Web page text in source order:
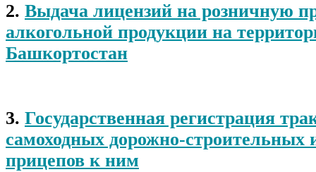
2. Выдача лицензий на розничную
алкогольной продукции на
Башкортостан
3. Государственная регистрация
самоходных дорожно-
прицепов к ним